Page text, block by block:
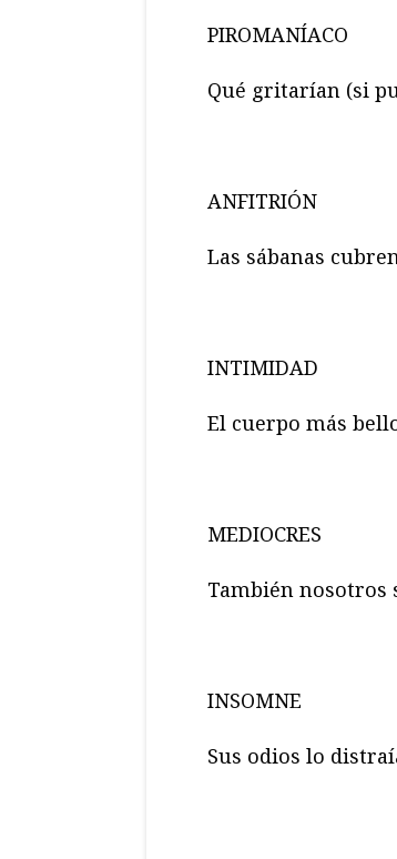
PIROMANÍACO
Qué gritarían (si
ANFITRIÓN
Las sábanas
INTIMIDAD
El cuerpo más
MEDIOCRES
También nosotros
INSOMNE
Sus odios lo